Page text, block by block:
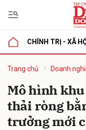
CHÍNH TRỊ - XÃ
Trang chủ Doanh
Mô hình
thải ròng
trưởng mới
luận